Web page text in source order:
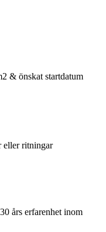
& önskat startdatum
eller ritningar
års erfarenhet inom